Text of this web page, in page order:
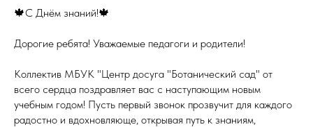
🍁С Днём знаний!🍁
Дорогие ребята! Уважаемые педагоги и родители!
Коллектив МБУК "Центр досуга "Ботанический сад" от
всего сердца поздравляет вас с наступающим новым
учебным годом! Пусть первый звонок прозвучит для каждого
радостно и вдохновляюще, открывая путь к знаниям,